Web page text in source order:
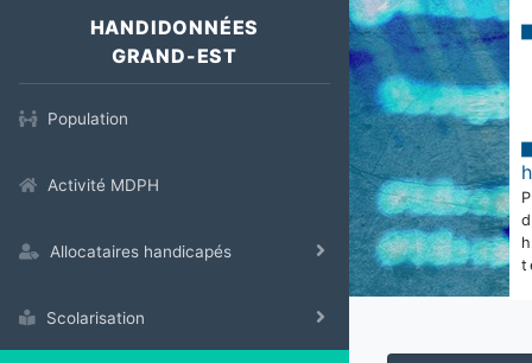
HANDIDONNÉES
GRAND-EST
Population
Activité MDPH
Allocataires handicapés
Scolarisation